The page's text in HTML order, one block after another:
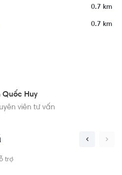
0.7 km
0.7 km
Quốc Huy
viên tư vấn
Nhiệt tình hỗ trợ